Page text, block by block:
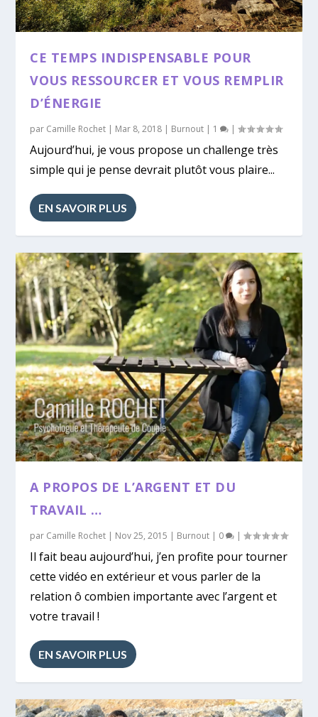
CE TEMPS INDISPENSABLE POUR
VOUS RESSOURCER ET VOUS REMPLIR
D’ÉNERGIE
par Camille Rochet | Mar 8, 2018 | Burnout | 1 |
Aujourd’hui, je vous propose un challenge très
simple qui je pense devrait plutôt vous plaire...
EN SAVOIR PLUS
A PROPOS DE L’ARGENT ET DU
TRAVAIL …
par Camille Rochet | Nov 25, 2015 | Burnout | 0 |
Il fait beau aujourd’hui, j’en profite pour tourner
cette vidéo en extérieur et vous parler de la
relation ô combien importante avec l’argent et
votre travail !
EN SAVOIR PLUS